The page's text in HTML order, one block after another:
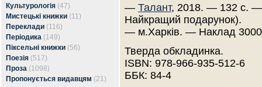
Культурологія (47)
Мистецькі книжки (11)
Переклади (116)
Періодика (149)
Піксельні книжки (56)
Поезія (517)
Проза (1098)
Пропонується видавцям (21)
— Талант, 2018. — 132 с. —
Найкращий подарунок).
— м.Харків. — Наклад
Тверда обкладинка.
ISBN: 978-966-935-512-6
ББК: 84-4